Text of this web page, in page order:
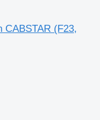
CABSTAR (F23,